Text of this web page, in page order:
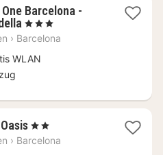
Barcelona -
1
Nacht
120
, 3 Sterne
› Barcelona
WLAN
1
Nacht
, 2 Sterne
› Barcelona